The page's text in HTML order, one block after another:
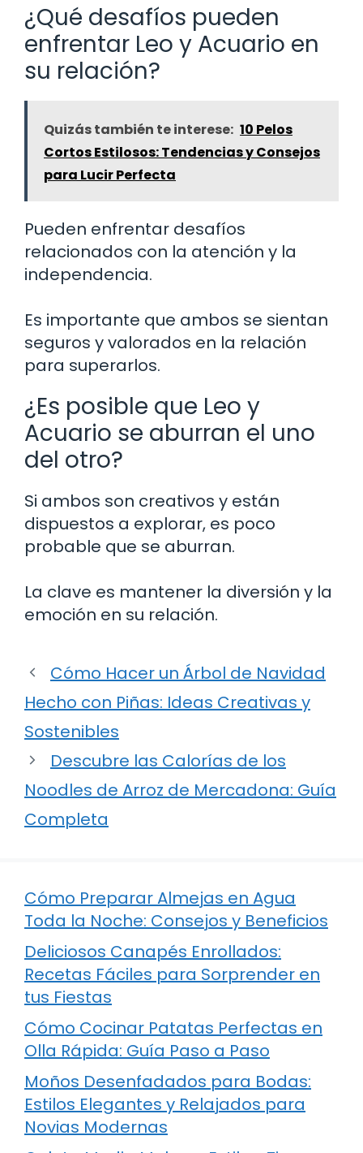
¿Qué desafíos pueden
enfrentar Leo y Acuario en
su relación?
Quizás también te interese: 10 Pelos
Cortos Estilosos: Tendencias y Consejos
para Lucir Perfecta
Pueden enfrentar desafíos
relacionados con la atención y la
independencia.
Es importante que ambos se sientan
seguros y valorados en la relación
para superarlos.
¿Es posible que Leo y
Acuario se aburran el uno
del otro?
Si ambos son creativos y están
dispuestos a explorar, es poco
probable que se aburran.
La clave es mantener la diversión y la
emoción en su relación.
Cómo Hacer un Árbol de Navidad
Hecho con Piñas: Ideas Creativas y
Sostenibles
Descubre las Calorías de los
Noodles de Arroz de Mercadona: Guía
Completa
Cómo Preparar Almejas en Agua
Toda la Noche: Consejos y Beneficios
Deliciosos Canapés Enrollados:
Recetas Fáciles para Sorprender en
tus Fiestas
Cómo Cocinar Patatas Perfectas en
Olla Rápida: Guía Paso a Paso
Moños Desenfadados para Bodas:
Estilos Elegantes y Relajados para
Novias Modernas